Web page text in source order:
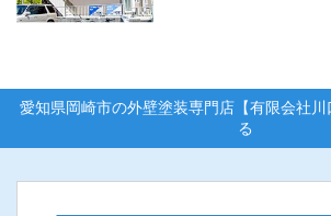
愛知県岡崎市の外壁塗装専門店【有限会社川
る